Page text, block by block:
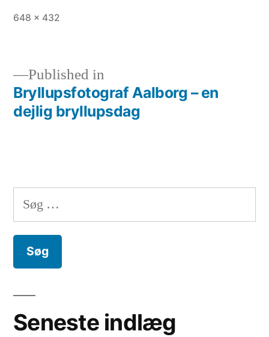
Full
648 × 432
Indlægsnavigation
Published in
Bryllupsfotograf Aalborg – en
dejlig bryllupsdag
Søg
efter:
Seneste indlæg